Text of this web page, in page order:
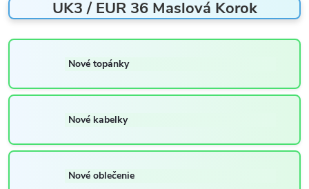
UK3 / EUR 36 Maslová Korok
Nové topánky
Nové kabelky
Nové oblečenie